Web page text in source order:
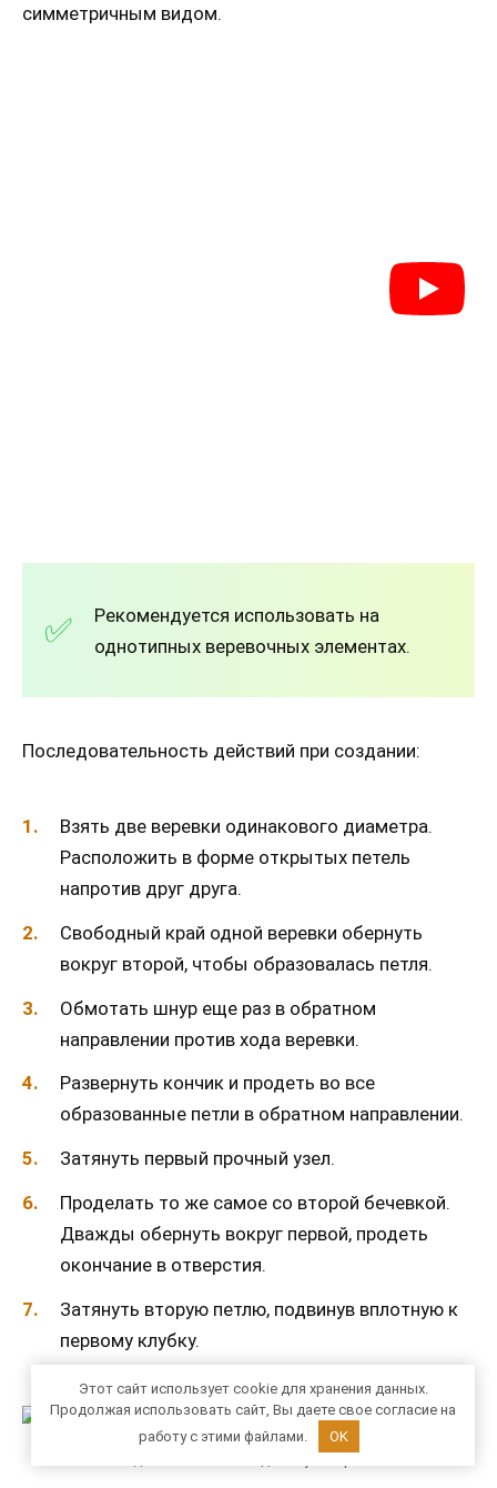
симметричным видом.
Рекомендуется использовать на
однотипных веревочных элементах.
Последовательность действий при создании:
Взять две веревки одинакового диаметра.
Расположить в форме открытых петель
напротив друг друга.
Свободный край одной веревки обернуть
вокруг второй, чтобы образовалась петля.
Обмотать шнур еще раз в обратном
направлении против хода веревки.
Развернуть кончик и продеть во все
образованные петли в обратном направлении.
Затянуть первый прочный узел.
Проделать то же самое со второй бечевкой.
Дважды обернуть вокруг первой, продеть
окончание в отверстия.
Затянуть вторую петлю, подвинув вплотную к
первому клубку.
Этот сайт использует cookie для хранения данных.
Продолжая использовать сайт, Вы даете свое согласие на
работу с этими файлами.
OK